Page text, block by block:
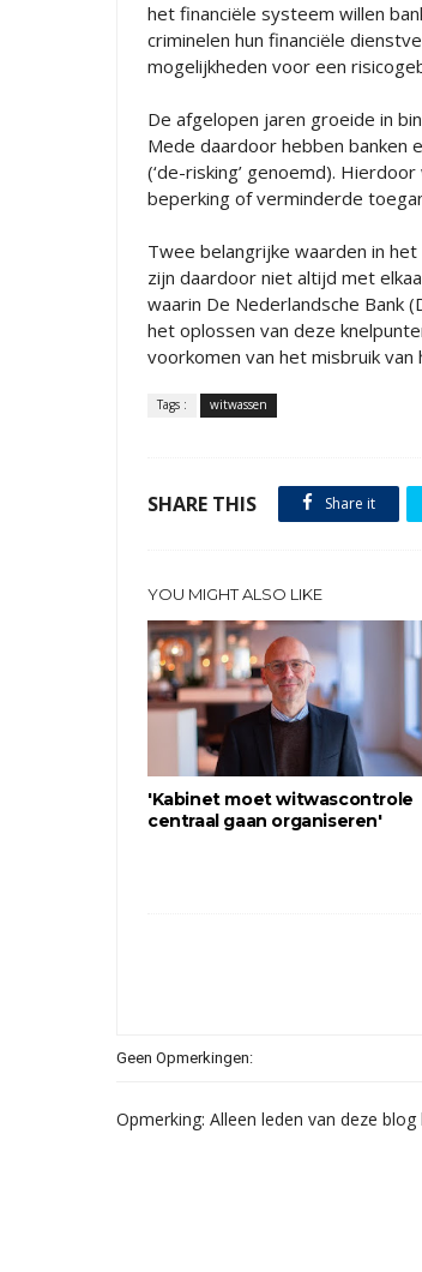
het financiële systeem willen
criminelen hun financiële
mogelijkheden voor een
De afgelopen jaren groeide in
Mede daardoor hebben
(‘de-risking’ genoemd).
beperking of verminderde
Twee belangrijke waarden in
zijn daardoor niet altijd met
waarin De Nederlandsche Bank
het oplossen van deze
voorkomen van het misbruik
Tags : witwassen
SHARE THIS Share it
YOU MIGHT ALSO LIKE
'Kabinet moet witwascontrole
centraal gaan organiseren'
Geen Opmerkingen:
Opmerking: Alleen leden van deze